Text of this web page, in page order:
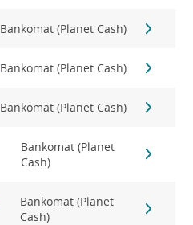
Bankomat (Planet Cash)
Bankomat (Planet Cash)
Bankomat (Planet Cash)
Bankomat (Planet
Cash)
Bankomat (Planet
Cash)